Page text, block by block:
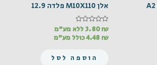
אלן M10X110 פלדה 12.9
דורג
מתוך
3.80₪
ללא מע"מ
4.48 ₪ כולל מע"מ
הוספה לסל